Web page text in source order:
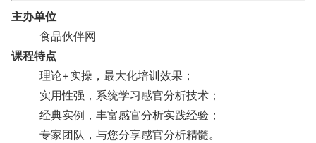
主办单位
食品伙伴网
课程特点
理论+实操，最大化培训效果；
实用性强，系统学习感官分析技术；
经典实例，丰富感官分析实践经验；
专家团队，与您分享感官分析精髓。